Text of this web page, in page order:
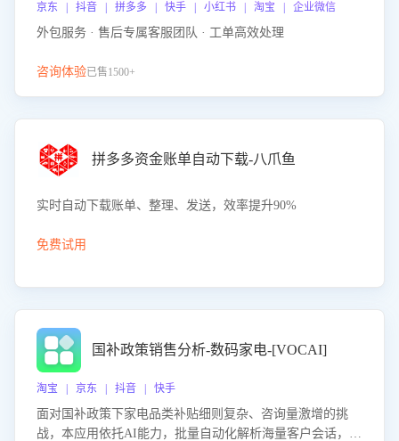
京东 | 抖音 | 拼多多 | 快手 | 小红书 | 淘宝 | 企业微信
外包服务 · 售后专属客服团队 · 工单高效处理
咨询体验已售1500+
拼多多资金账单自动下载-八爪鱼
实时自动下载账单、整理、发送，效率提升90%
免费试用
国补政策销售分析-数码家电-[VOCAI]
淘宝 | 京东 | 抖音 | 快手
面对国补政策下家电品类补贴细则复杂、咨询量激增的挑
战，本应用依托AI能力，批量自动化解析海量客户会话，精